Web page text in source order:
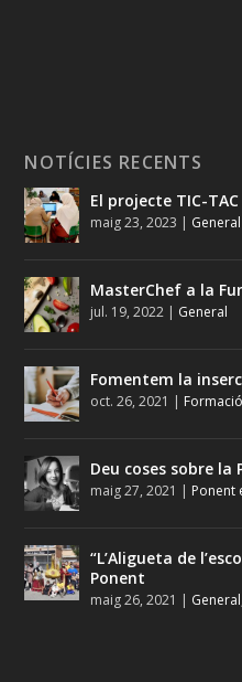
NOTÍCIES RECENTS
El projecte TIC-
maig 23, 2023 | General
MasterChef a la
jul. 19, 2022 | General
Fomentem la
oct. 26, 2021 |
Deu coses sobre la
maig 27, 2021 | Ponent
“L’Aligueta de
Ponent
maig 26, 2021 | General